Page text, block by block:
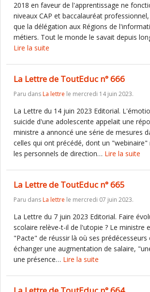
2018 en faveur de l'apprentissage ne
niveaux CAP et baccalauréat
que la délégation aux Régions de
métiers. Tout le monde le savait depuis
Lire la suite
La Lettre de ToutEduc n° 666
Paru dansLa lettre le mercredi 14 juin 2023.
La Lettre du 14 juin 2023 Editorial.
suicide d'une adolescente appelait une
ministre a annoncé une série de mesures
celles qui ont précédé, dont un "webinaire"
les personnels de direction… Lire la suite
La Lettre de ToutEduc n° 665
Paru dansLa lettre le mercredi 07 juin 2023.
La Lettre du 7 juin 2023 Editorial. Faire
scolaire relève-t-il de l'utopie ? Le ministre
"Pacte" de réussir là où ses prédécesseurs
échanger une augmentation de salaire,
une présence… Lire la suite